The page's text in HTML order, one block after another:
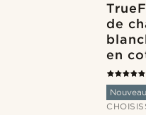
de
en